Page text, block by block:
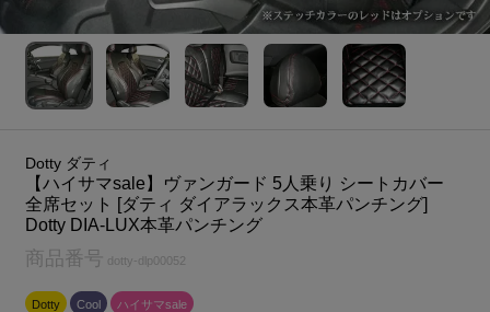
Dotty ダティ
【ハイサマsale】ヴァンガード 5人乗り シートカバー
全席セット [ダティ ダイアラックス本革パンチング]
Dotty DIA-LUX本革パンチング
商品番号 dotty-dlp00052
Dotty Cool ハイサマsale